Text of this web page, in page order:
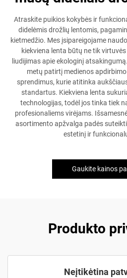
Atraskite puikios kokybės ir
didelėmis drožlių lentomis,
kietmedžio. Mes įsipareigojame
kiekviena lenta būtų ne tik
liudijimas apie ekologinį
metų patirtį medienos
sprendimus, kurie atitinka
standartus. Kiekviena lenta
technologijas, todėl jos tinka tiek
profesionaliems virėjams.
asortimento apžvalga padės
estetinį ir
Gaukite kainos
Produkto
Neįtikėtina